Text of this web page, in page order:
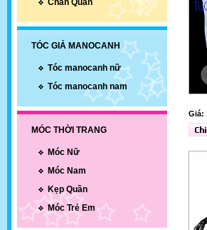
Chân Quần
TÓC GIẢ MANOCANH
Tóc manocanh nữ
Tóc manocanh nam
MÓC THỜI TRANG
Móc Nữ
Móc Nam
Kẹp Quần
Móc Trẻ Em
Giá: